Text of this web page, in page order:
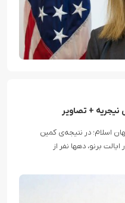
+ تصاویر
اسلام؛ در نتیجه‌ی کمین
برنو، دهها نفر از